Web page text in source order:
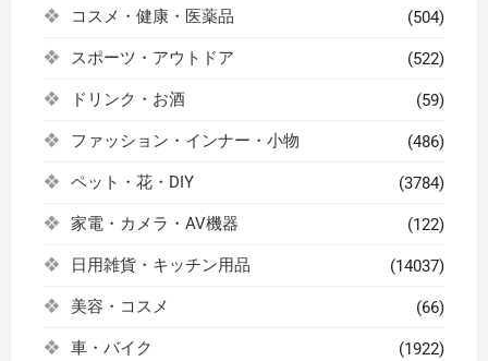
コスメ・健康・医薬品 (504)
スポーツ・アウトドア (522)
ドリンク・お酒 (59)
ファッション・インナー・小物 (486)
ペット・花・DIY (3784)
家電・カメラ・AV機器 (122)
日用雑貨・キッチン用品 (14037)
美容・コスメ (66)
車・バイク (1922)